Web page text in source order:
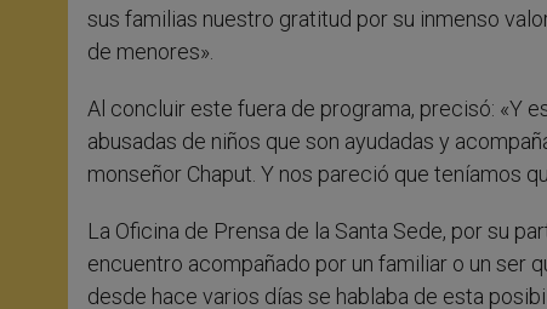
sus familias nuestro gratitud por su inmenso
de menores».
Al concluir este fuera de programa, precisó: «Y
abusadas de niños que son ayudadas y
monseñor Chaput. Y nos pareció que teníamos
La Oficina de Prensa de la Santa Sede, por su
encuentro acompañado por un familiar o un ser
desde hace varios días se hablaba de esta